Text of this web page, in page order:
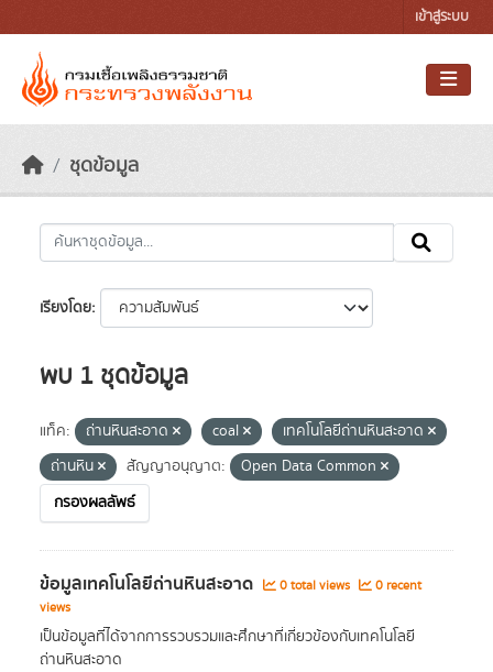
เข้าสู่ระบบ
ชุดข้อมูล
เรียงโดย
พบ 1 ชุดข้อมูล
แท็ค: ถ่านหินสะอาด coal
เทคโนโลยีถ่านหินสะอาด
ถ่านหิน
สัญญาอนุญาต:
Open Data Common
กรองผลลัพธ์
ข้อมูลเทคโนโลยีถ่านหินสะอาด 0 total views
0 recent
views
เป็นข้อมูลที่ได้จากการรวบรวมและศึกษาที่เกี่ยวข้องกับเทคโนโลยี
ถ่านหินสะอาด